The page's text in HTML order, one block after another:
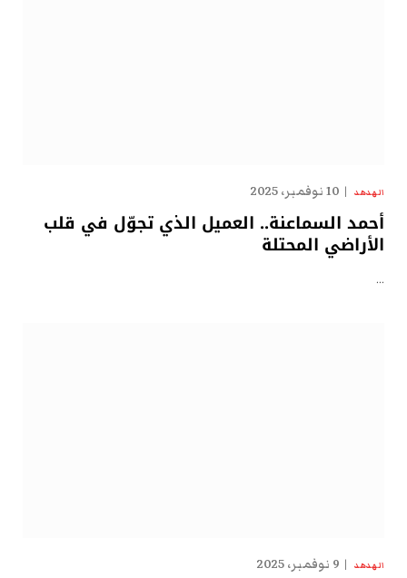
الهدهد 10 نوفمبر، 2025
أحمد السماعنة.. العميل الذي تجوّل في قلب
الأراضي المحتلة
…
الهدهد 9 نوفمبر، 2025